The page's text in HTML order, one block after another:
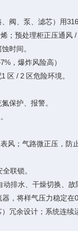
阀、泵、滤芯）用
；预处理柜正压通风
时间。
，爆炸风险高）
区 / 2 区危险环境。
保护、报警。
风；气路微正压，防
联锁。
排水、干燥切换、
，将样气压力稳定
冗余设计；系统连续